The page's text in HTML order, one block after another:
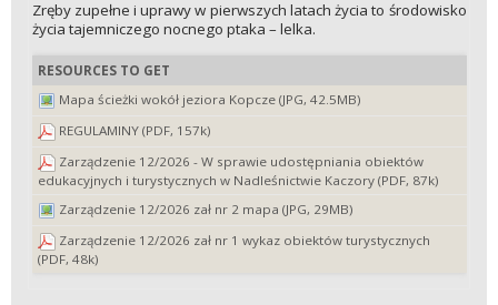
Zręby zupełne i uprawy w pierwszych latach życia to środowisko
życia tajemniczego nocnego ptaka – lelka.
RESOURCES TO GET
Mapa ścieżki wokół jeziora Kopcze (JPG, 42.5MB)
REGULAMINY (PDF, 157k)
Zarządzenie 12/2026 - W sprawie udostępniania obiektów
edukacyjnych i turystycznych w Nadleśnictwie Kaczory (PDF, 87k)
Zarządzenie 12/2026 zał nr 2 mapa (JPG, 29MB)
Zarządzenie 12/2026 zał nr 1 wykaz obiektów turystycznych
(PDF, 48k)